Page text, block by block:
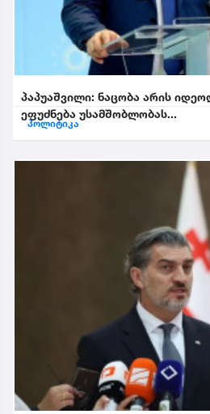
პაპუაშვილი: ნაცობა არის
ეფუძნება უსამშობლობას...
პოლიტიკა